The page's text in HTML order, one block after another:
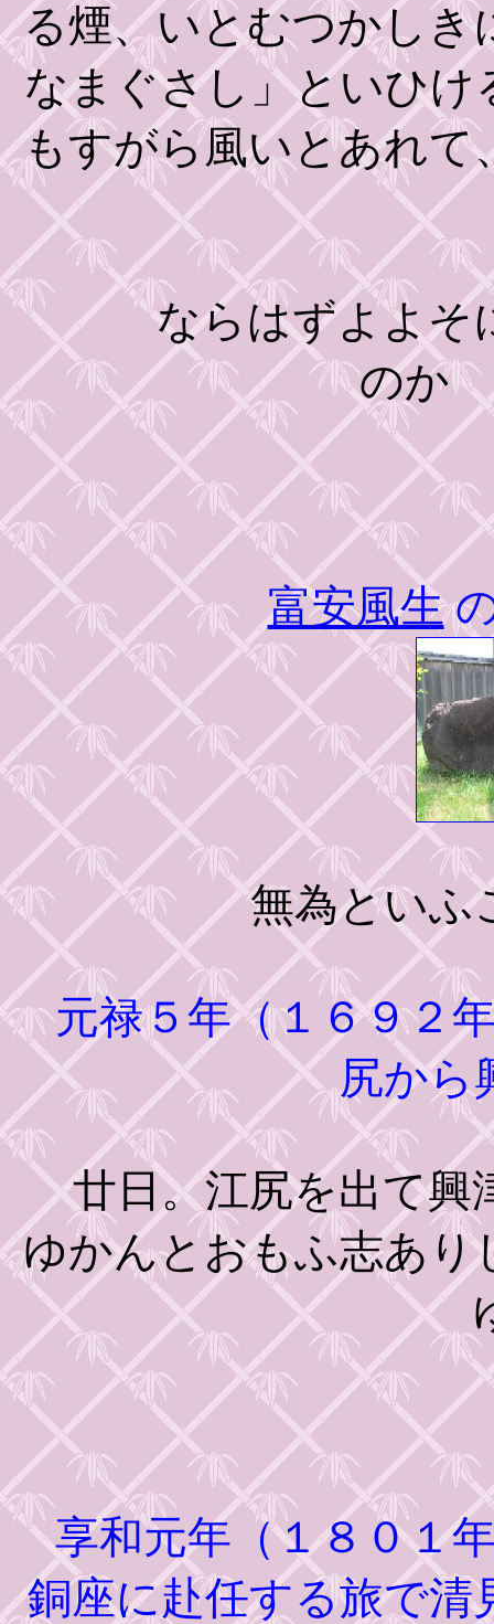
る煙、いとむつかしき
なまぐさし」といひけ
もすがら風いとあれて
ならはずよよそに
のか
富安風生
無為といふ
元禄５年（１６９２年
尻から
廿日。江尻を出て興
ゆかんとおもふ志あり
享和元年（１８０１年
銅座に赴任する旅で清